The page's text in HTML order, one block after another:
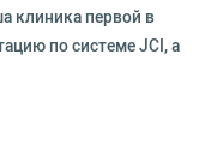
клиника первой в
по системе JCI, а